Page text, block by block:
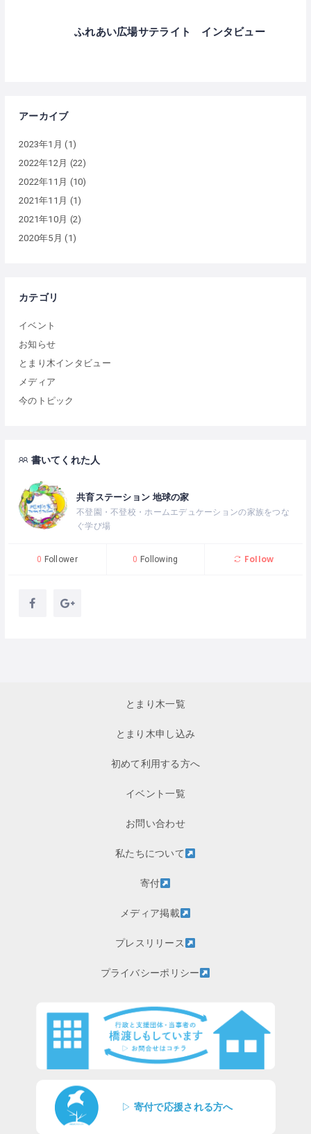
ふれあい広場サテライト インタビュー
アーカイブ
2023年1月 (1)
2022年12月 (22)
2022年11月 (10)
2021年11月 (1)
2021年10月 (2)
2020年5月 (1)
カテゴリ
イベント
お知らせ
とまり木インタビュー
メディア
今のトピック
書いてくれた人
共育ステーション 地球の家
不登園・不登校・ホームエデュケーションの家族をつな
ぐ学び場
0 Follower 0 Following Follow
とまり木一覧
とまり木申し込み
初めて利用する方へ
イベント一覧
お問い合わせ
私たちについて
寄付
メディア掲載
プレスリリース
プライバシーポリシー
▷ 寄付で応援される方へ